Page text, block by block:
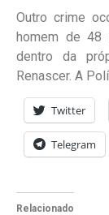
Outro crime
homem de
dentro da
Renascer. A
Twitter
Telegram
Relacionado